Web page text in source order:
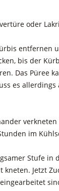
oder
entfernen
bis der
Das Püree
es allerdings
im
Stufe in
Jetzt